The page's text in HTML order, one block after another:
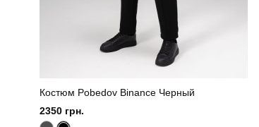
Костюм Pobedov Binance Черный
2350 грн.